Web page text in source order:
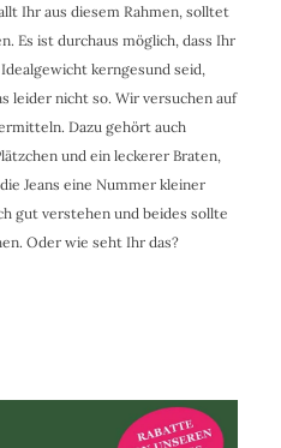
Ihr aus diesem Rahmen, solltet
Es ist durchaus möglich, dass Ihr
kerngesund seid,
leider nicht so. Wir versuchen auf
Dazu gehört auch
und ein leckerer Braten,
Jeans eine Nummer kleiner
gut verstehen und beides sollte
Oder wie seht Ihr das?